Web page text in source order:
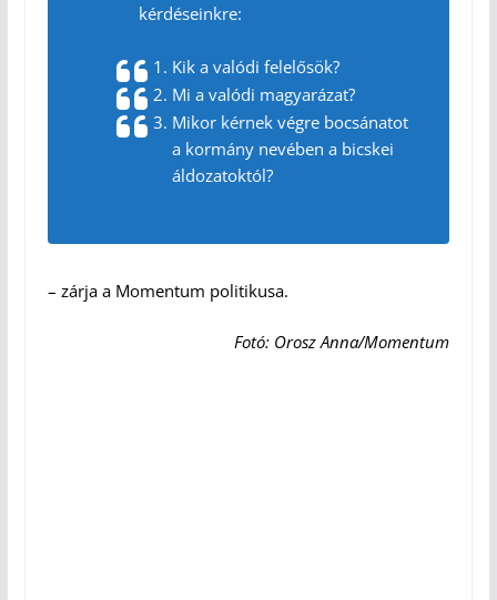
kérdéseinkre:
Kik a valódi felelősök?
Mi a valódi magyarázat?
Mikor kérnek végre bocsánatot
a kormány nevében a bicskei
áldozatoktól?
– zárja a Momentum politikusa.
Fotó: Orosz Anna/Momentum